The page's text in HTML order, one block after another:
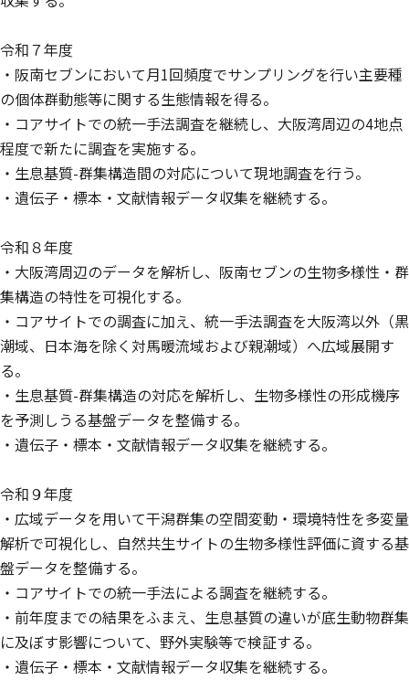
令和７年度
・阪南セブンにおいて月1回頻度でサンプリングを行い主要種
の個体群動態等に関する生態情報を得る。
・コアサイトでの統一手法調査を継続し、大阪湾周辺の4地点
程度で新たに調査を実施する。
・生息基質-群集構造間の対応について現地調査を行う。
・遺伝子・標本・文献情報データ収集を継続する。
令和８年度
・大阪湾周辺のデータを解析し、阪南セブンの生物多様性・群
集構造の特性を可視化する。
・コアサイトでの調査に加え、統一手法調査を大阪湾以外（黒
潮域、日本海を除く対馬暖流域および親潮域）へ広域展開す
る。
・生息基質-群集構造の対応を解析し、生物多様性の形成機序
を予測しうる基盤データを整備する。
・遺伝子・標本・文献情報データ収集を継続する。
令和９年度
・広域データを用いて干潟群集の空間変動・環境特性を多変量
解析で可視化し、自然共生サイトの生物多様性評価に資する基
盤データを整備する。
・コアサイトでの統一手法による調査を継続する。
・前年度までの結果をふまえ、生息基質の違いが底生動物群集
に及ぼす影響について、野外実験等で検証する。
・遺伝子・標本・文献情報データ収集を継続する。